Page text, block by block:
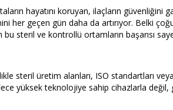
hayatını koruyan, ilaçların güvenliğini
geçen gün daha da artırıyor. Belki
steril ve kontrollü ortamların başarısı
steril üretim alanları, ISO standartları
yüksek teknolojiye sahip cihazlarla